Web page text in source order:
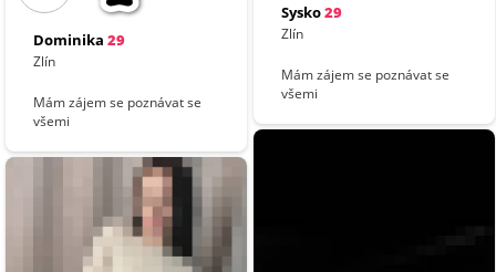
Dominika 29
Zlín
Mám zájem se poznávat se
všemi
Sysko29
Zlín
Mám zájem se poznávat se
všemi